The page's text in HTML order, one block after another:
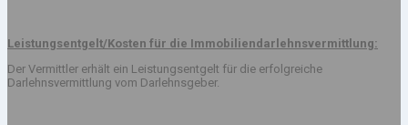
Leistungsentgelt/Kosten für die Immobiliendarlehnsvermittlung:
Der Vermittler erhält ein Leistungsentgelt für die erfolgreiche
Darlehnsvermittlung vom Darlehnsgeber.